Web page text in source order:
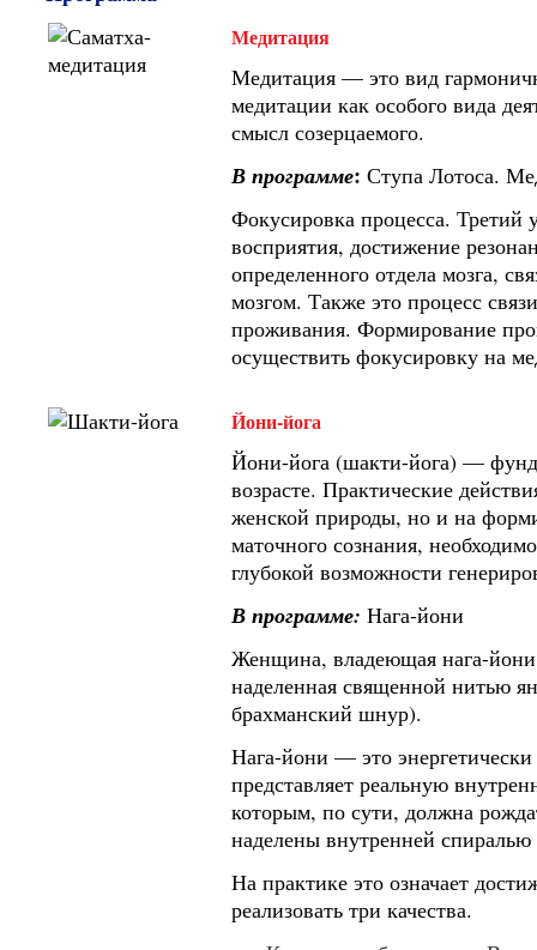
Медитация
Медитация — это вид
медитации как особого вида
смысл созерцаемого.
В программе: Ступа Лотоса.
Фокусировка процесса. Третий
восприятия, достижение
определенного отдела мозга,
мозгом. Также это процесс
проживания. Формирование
осуществить фокусировку на
Йони-йога
Йони-йога (шакти-йога) —
возрасте. Практические
женской природы, но и на
маточного сознания,
глубокой возможности
В программе: Нага-йони
Женщина, владеющая нага-
наделенная священной нитью
брахманский шнур).
Нага-йони — это энергетически
представляет реальную
которым, по сути, должна
наделены внутренней спиралью
На практике это означает
реализовать три качества.